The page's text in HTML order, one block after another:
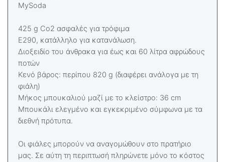
MySoda
425 g Co2 ασφαλές για τρόφιμα
E290, κατάλληλο για κατανάλωση.
Διοξειδίο του άνθρακα για έως και 60 λίτρα αφρώδους
ποτών
Κενό βάρος: περίπου 820 g (διαφέρει ανάλογα με τη
φιάλη)
Μήκος μπουκαλιού μαζί με το κλείστρο: 36 cm
Μπουκάλι ελεγμένο και εγκεκριμένο σύμφωνα με τα
διεθνή πρότυπα.
Οι φιάλες μπορούν να αναγομώθουν στο πρατήριο
μας. Σε αύτη τη περιπτωσή πληρώνετε μόνο το κόστος